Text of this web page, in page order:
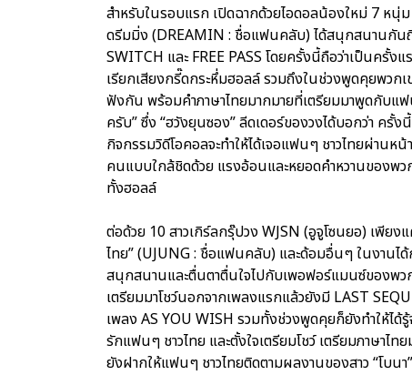
สำหรับในรอบแรก เปิดฉากด้วยไอดอลน้องใหม่ 7 หนุ่
ดรีมมิ่ง (DREAMIN : ชื่อแฟนคลับ) ได้สนุกสนานกันถึ
SWITCH และ FREE PASS โดยครั้งนี้ถือว่าเป็นครั้ง
เรียกเสียงกรี๊ดกระหึ่มฮอลล์ รวมถึงในช่วงพูดคุยพวก
ฟังกัน พร้อมคำภาษาไทยมากมายที่เตรียมมาพูดกับแ
ครับ” ซึ่ง “ฮวังยุนซอง” ลีดเดอร์ของวงได้บอกว่า ครั้
กิจกรรมวิดีโอคอลจะทำให้ได้เจอแฟนๆ ชาวไทยผ่านห
คนแบบใกล้ชิดด้วย แรงอ้อนและหยอดคำหวานของพว
ทั้งฮอลล์
ต่อด้วย 10 สาวเกิร์ลกรุ๊ปวง WJSN (อูจูโซนยอ) เพียง
ไทย” (UJUNG : ชื่อแฟนคลับ) และด้อมอื่นๆ ในงานไ
สนุกสนานและตื่นตาตื่นใจไปกับเพอฟอร์แมนซ์ของพว
เตรียมมาโชว์นอกจากเพลงแรกแล้วยังมี LAST
เพลง AS YOU WISH รวมทั้งช่วงพูดคุยก็ยังทำให้ไ
รักแฟนๆ ชาวไทย และตั้งใจเตรียมโชว์ เตรียมภาษา
ยังฝากให้แฟนๆ ชาวไทยติดตามผลงานของสาว “โบ